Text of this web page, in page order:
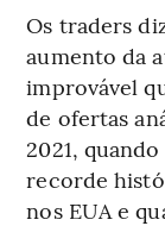
Os traders
aumento da
improvável
de ofertas
2021,
recorde
nos EUA e